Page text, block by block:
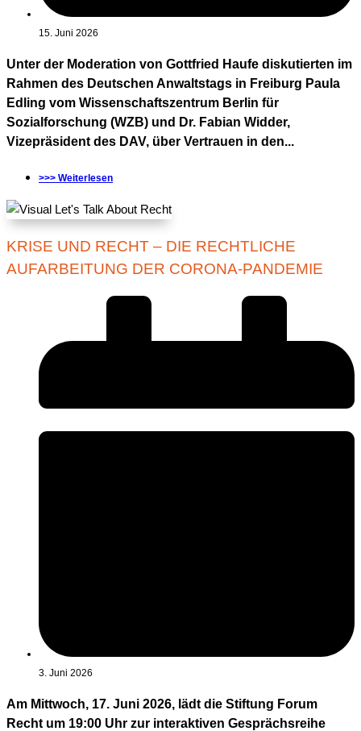
15. Juni 2026
Unter der Moderation von Gottfried Haufe diskutierten im
Rahmen des Deutschen Anwaltstags in Freiburg Paula
Edling vom Wissenschaftszentrum Berlin für
Sozialforschung (WZB) und Dr. Fabian Widder,
Vizepräsident des DAV, über Vertrauen in den...
>>> Weiterlesen
KRISE UND RECHT – DIE RECHTLICHE
AUFARBEITUNG DER CORONA-PANDEMIE
3. Juni 2026
Am Mittwoch, 17. Juni 2026, lädt die Stiftung Forum
Recht um 19:00 Uhr zur interaktiven Gesprächsreihe